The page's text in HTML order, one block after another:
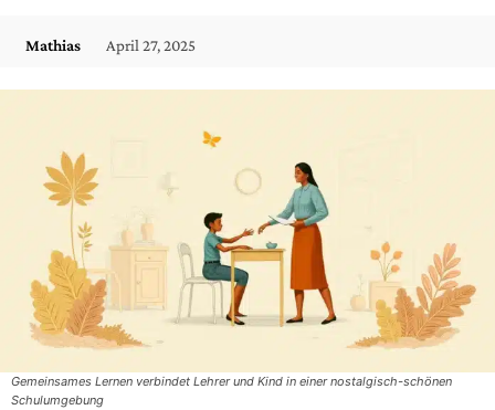
Mathias April 27, 2025
Gemeinsames Lernen verbindet Lehrer und Kind in einer nostalgisch-schönen
Schulumgebung